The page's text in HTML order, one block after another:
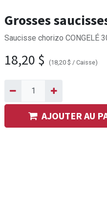
Grosses
Saucisse chorizo CONGELÉ
18,20 $ (18,20 $ / Caisse)
AJOUTER AU